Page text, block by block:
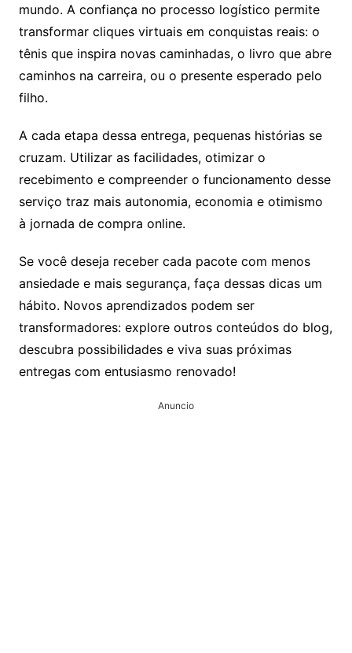
mundo. A confiança no processo logístico permite
transformar cliques virtuais em conquistas reais: o
tênis que inspira novas caminhadas, o livro que abre
caminhos na carreira, ou o presente esperado pelo
filho.
A cada etapa dessa entrega, pequenas histórias se
cruzam. Utilizar as facilidades, otimizar o
recebimento e compreender o funcionamento desse
serviço traz mais autonomia, economia e otimismo
à jornada de compra online.
Se você deseja receber cada pacote com menos
ansiedade e mais segurança, faça dessas dicas um
hábito. Novos aprendizados podem ser
transformadores: explore outros conteúdos do blog,
descubra possibilidades e viva suas próximas
entregas com entusiasmo renovado!
Anuncio